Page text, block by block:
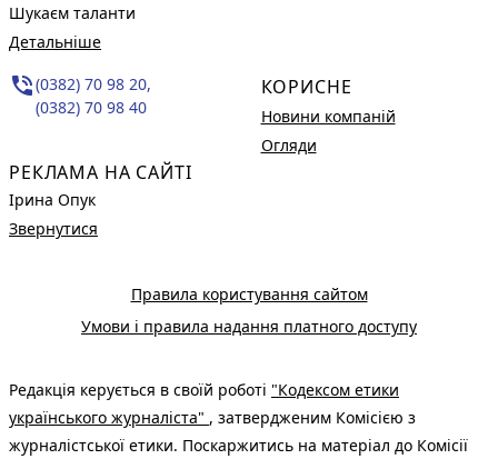
Шукаєм таланти
Детальніше
phone_in_talk(0382) 70 98 20,
(0382) 70 98 40
РЕКЛАМА НА САЙТІ
Ірина Опук
Звернутися
КОРИСНЕ
Новини компаній
Огляди
Правила користування сайтом
Умови і правила надання платного доступу
Редакція керується в своїй роботі "Кодексом етики
українського журналіста" , затвердженим Комісією з
журналістської етики. Поскаржитись на матеріал до Комісії